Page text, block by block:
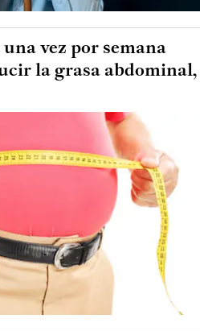
vez por semana
la grasa abdominal,